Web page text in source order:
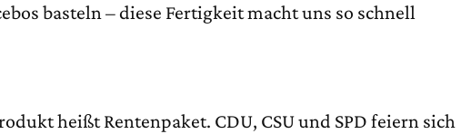
basteln – diese Fertigkeit macht uns so schnell
heißt Rentenpaket. CDU, CSU und SPD feiern sich